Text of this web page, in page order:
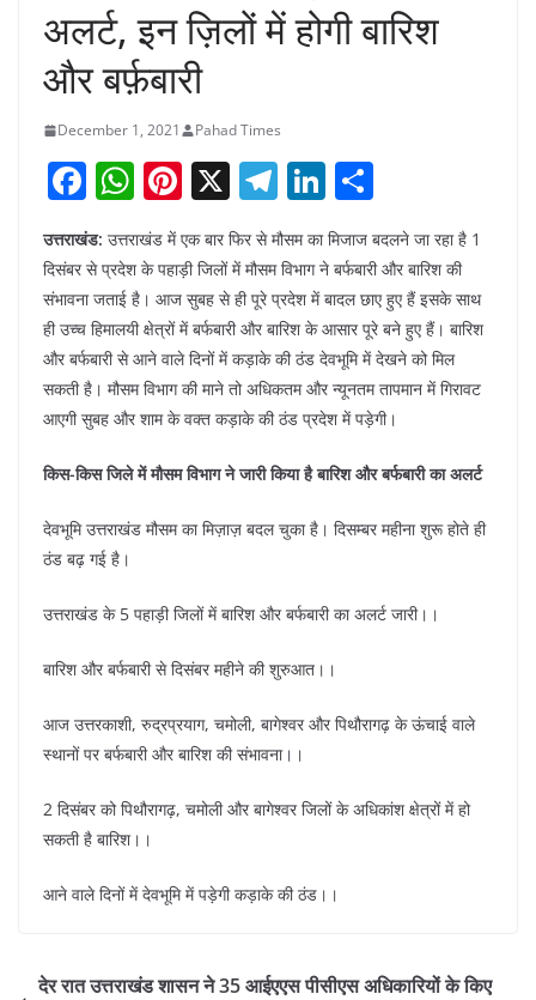
अलर्ट, इन ज़िलों में होगी बारिश
और बर्फ़बारी
December 1, 2021 Pahad Times
F
a
c
e
b
o
o
W
h
at
s
A
p
p
Pi
er
e
st
X T
el
e
gr
a
m
Li
n
k
e
dI
n
ar
e
उत्तराखंड: उत्तराखंड में एक बार फिर से मौसम का मिजाज बदलने जा रहा है 1
दिसंबर से प्रदेश के पहाड़ी जिलों में मौसम विभाग ने बर्फबारी और बारिश की
संभावना जताई है। आज सुबह से ही पूरे प्रदेश में बादल छाए हुए हैं इसके साथ
ही उच्च हिमालयी क्षेत्रों में बर्फबारी और बारिश के आसार पूरे बने हुए हैं। बारिश
और बर्फबारी से आने वाले दिनों में कड़ाके की ठंड देवभूमि में देखने को मिल
सकती है। मौसम विभाग की माने तो अधिकतम और न्यूनतम तापमान में गिरावट
आएगी सुबह और शाम के वक्त कड़ाके की ठंड प्रदेश में पड़ेगी।
किस-किस जिले में मौसम विभाग ने जारी किया है बारिश और बर्फबारी का अलर्ट
देवभूमि उत्तराखंड मौसम का मिज़ाज़ बदल चुका है। दिसम्बर महीना शुरू होते ही
ठंड बढ़ गई है।
उत्तराखंड के 5 पहाड़ी जिलों में बारिश और बर्फबारी का अलर्ट जारी।।
बारिश और बर्फबारी से दिसंबर महीने की शुरुआत।।
आज उत्तरकाशी, रुद्रप्रयाग, चमोली, बागेश्वर और पिथौरागढ़ के ऊंचाई वाले
स्थानों पर बर्फबारी और बारिश की संभावना।।
2 दिसंबर को पिथौरागढ़, चमोली और बागेश्वर जिलों के अधिकांश क्षेत्रों में हो
सकती है बारिश।।
आने वाले दिनों में देवभूमि में पड़ेगी कड़ाके की ठंड।।
देर रात उत्तराखंड शासन ने 35 आईएएस पीसीएस अधिकारियों के किए